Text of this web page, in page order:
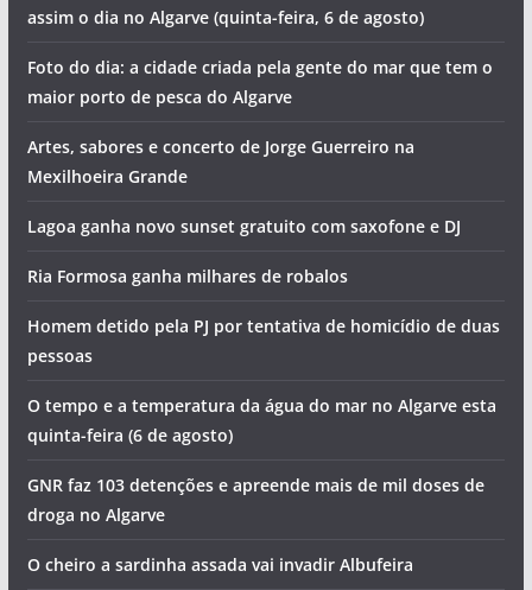
assim o dia no Algarve (quinta-feira, 6 de agosto)
Foto do dia: a cidade criada pela gente do mar que tem o
maior porto de pesca do Algarve
Artes, sabores e concerto de Jorge Guerreiro na
Mexilhoeira Grande
Lagoa ganha novo sunset gratuito com saxofone e DJ
Ria Formosa ganha milhares de robalos
Homem detido pela PJ por tentativa de homicídio de duas
pessoas
O tempo e a temperatura da água do mar no Algarve esta
quinta-feira (6 de agosto)
GNR faz 103 detenções e apreende mais de mil doses de
droga no Algarve
O cheiro a sardinha assada vai invadir Albufeira